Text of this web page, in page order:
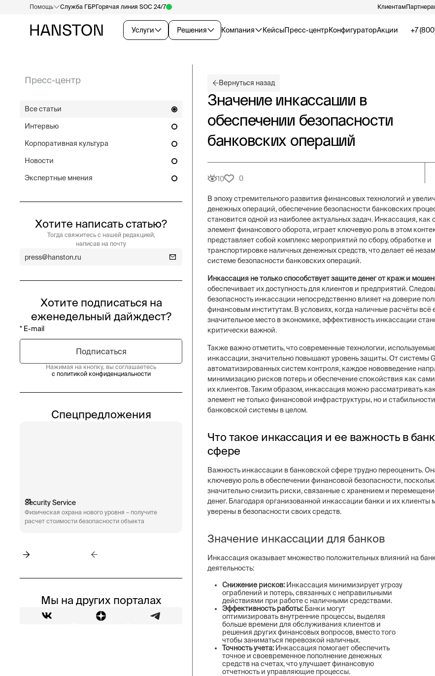
Услуги Решения Компания КейсыПресс-центрКонфигураторАкции
Помощь Служба ГБРГорячая линия SOC 24/7 Клиентам
+7
Пресс-центр
Все статьи
Интервью
Корпоративная культура
Новости
Экспертные мнения
Хотите написать статью?
Тогда свяжитесь с нашей редакцией,
написав на почту
press@hanston.ru
Хотите подписаться на
еженедельный дайждест?
Нажимая на кнопку, вы соглашаетесь
с политикой конфиденциальности
Спецпредложения
Security Service
Физическая охрана нового уровня – получите
расчет стоимости безопасности объекта
Engineering
Технические системы безопасности бизнеса –
Постовая охрана
услуг
Мы на других порталах
Вернуться назад
Значение инкассации в
обеспечении безопасности
банковских операций
10 0
В эпоху стремительного развития финансовых технологий и
денежных операций, обеспечение безопасности банковских
становится одной из наиболее актуальных задач. Инкассация, как
элемент финансового оборота, играет ключевую роль в этом
представляет собой комплекс мероприятий по сбору, обработке и
транспортировке наличных денежных средств, что делает её
системе безопасности банковских операций.
Инкассация не только способствует защите денег от краж и
обеспечивает их доступность для клиентов и предприятий.
безопасность инкассации непосредственно влияет на доверие
финансовым институтам. В условиях, когда наличные расчёты
значительное место в экономике, эффективность инкассации
критически важной.
Также важно отметить, что современные технологии,
инкассации, значительно повышают уровень защиты. От системы
автоматизированных систем контроля, каждое нововведение
минимизацию рисков потерь и обеспечение спокойствия как
их клиентов. Таким образом, инкассация можно рассматривать
элемент не только финансовой инфраструктуры, но и
банковской системы в целом.
Что такое инкассация и ее важность в
сфере
Важность инкассации в банковской сфере трудно переоценить.
ключевую роль в обеспечении финансовой безопасности,
значительно снизить риски, связанные с хранением и
денег. Благодаря организованной инкассации банки и их клиенты
уверены в безопасности своих средств.
Значение инкассации для банков
Инкассация оказывает множество положительных влияний на
деятельность:
Снижение рисков: Инкассация минимизирует угрозу
ограблений и потерь, связанных с неправильными
действиями при работе с наличными средствами.
Эффективность работы: Банки могут
оптимизировать внутренние процессы, выделяя
больше времени для обслуживания клиентов и
решения других финансовых вопросов, вместо того
чтобы заниматься перевозкой наличных.
Точность учета: Инкассация помогает обеспечить
точное и своевременное пополнение денежных
средств на счетах, что улучшает финансовую
отчетность и управляющие процессы.